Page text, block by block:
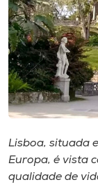
Biblioteca
Editora
Rádio
Museu
Lisboa, situada
Europa, é vista
qualidade de